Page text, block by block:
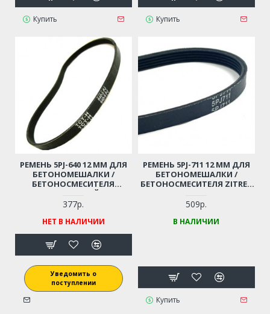
Купить Купить
РЕМЕНЬ 5PJ-640 12 ММ ДЛЯ
БЕТОНОМЕШАЛКИ /
БЕТОНОСМЕСИТЕЛЯ
(РЕЗИНОВЫЙ)
377р.
НЕТ В НАЛИЧИИ
Уведомить о
поступлении
РЕМЕНЬ 5PJ-711 12 ММ ДЛЯ
БЕТОНОМЕШАЛКИ /
БЕТОНОСМЕСИТЕЛЯ ZITREK
ALCO, TOP (РЕЗИНОВЫЙ)
509р.
В НАЛИЧИИ
Купить